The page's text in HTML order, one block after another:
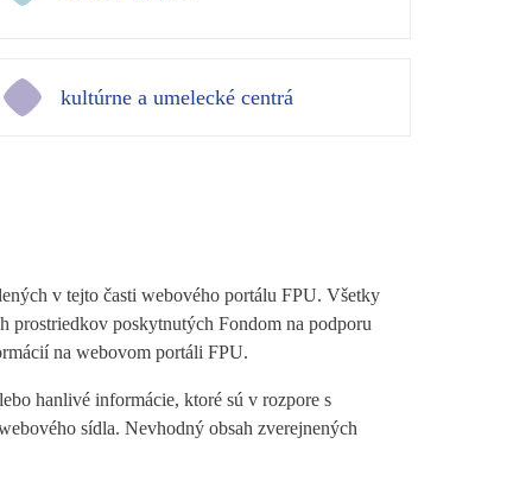
kultúrne a umelecké centrá
v tejto časti webového portálu FPU. Všetky
prostriedkov poskytnutých Fondom na podporu
na webovom portáli FPU.
hanlivé informácie, ktoré sú v rozpore s
sídla. Nevhodný obsah zverejnených